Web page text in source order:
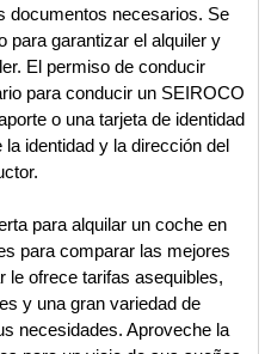
documentos necesarios. Se
para garantizar el alquiler y
El permiso de conducir
para conducir un SEIROCO
o una tarjeta de identidad
identidad y la dirección del
para alquilar un coche en
para comparar las mejores
le ofrece tarifas asequibles,
y una gran variedad de
necesidades. Aproveche la